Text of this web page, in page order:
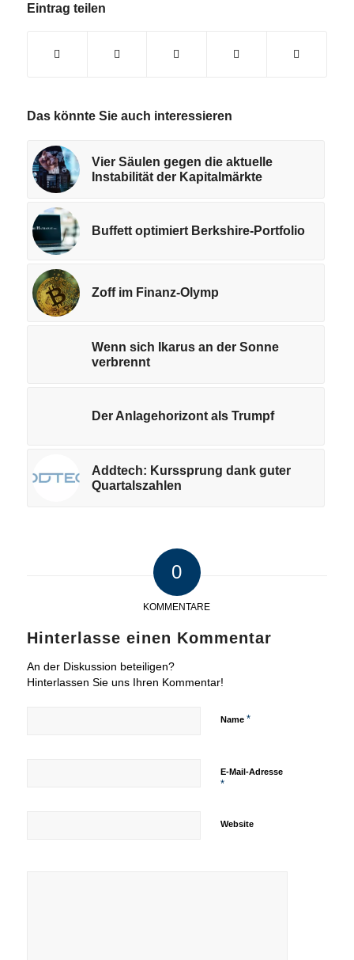
Eintrag teilen
Das könnte Sie auch interessieren
Vier Säulen gegen die aktuelle
Instabilität der Kapitalmärkte
Buffett optimiert Berkshire-Portfolio
Zoff im Finanz-Olymp
Wenn sich Ikarus an der Sonne
verbrennt
Der Anlagehorizont als Trumpf
Addtech: Kurssprung dank guter
Quartalszahlen
0
KOMMENTARE
Hinterlasse einen Kommentar
An der Diskussion beteiligen?
Hinterlassen Sie uns Ihren Kommentar!
Name *
E-Mail-Adresse
*
Website